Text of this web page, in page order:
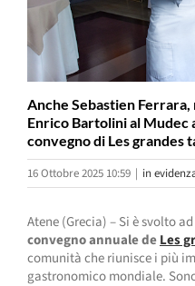
Anche Sebastien
Enrico Bartolini al Mudec
convegno di Les grandes
16 Ottobre 2025 10:59 | in
Atene (Grecia) – Si è svolto
convegno annuale deLes
comunità che riunisce i più
gastronomico mondiale.